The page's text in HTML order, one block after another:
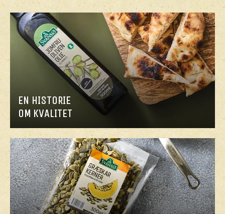
EN HISTORIE
OM KVALITET